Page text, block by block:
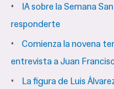
a
o
IA sobre la Semana
responderte
Comienza la novena
entrevista a Juan
La figura de Luis